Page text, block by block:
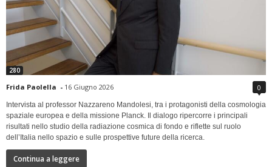
280
Frida Paolella - 16 Giugno 2026 0
Intervista al professor Nazzareno Mandolesi, tra i protagonisti della cosmologia
spaziale europea e della missione Planck. Il dialogo ripercorre i principali
risultati nello studio della radiazione cosmica di fondo e riflette sul ruolo
dell’Italia nello spazio e sulle prospettive future della ricerca.
Continua a leggere